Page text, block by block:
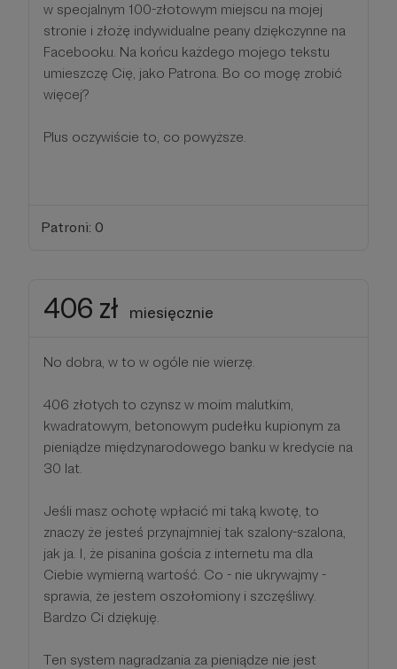
w specjalnym 100-złotowym miejscu na mojej
stronie i złożę indywidualne peany dziękczynne na
Facebooku. Na końcu każdego mojego tekstu
umieszczę Cię, jako Patrona. Bo co mogę zrobić
więcej?
Plus oczywiście to, co powyższe.
Patroni: 0
406 zł miesięcznie
No dobra, w to w ogóle nie wierzę.
406 złotych to czynsz w moim malutkim,
kwadratowym, betonowym pudełku kupionym za
pieniądze międzynarodowego banku w kredycie na
30 lat.
Jeśli masz ochotę wpłacić mi taką kwotę, to
znaczy że jesteś przynajmniej tak szalony-szalona,
jak ja. I, że pisanina gościa z internetu ma dla
Ciebie wymierną wartość. Co - nie ukrywajmy -
sprawia, że jestem oszołomiony i szczęśliwy.
Bardzo Ci dziękuję.
Ten system nagradzania za pieniądze nie jest